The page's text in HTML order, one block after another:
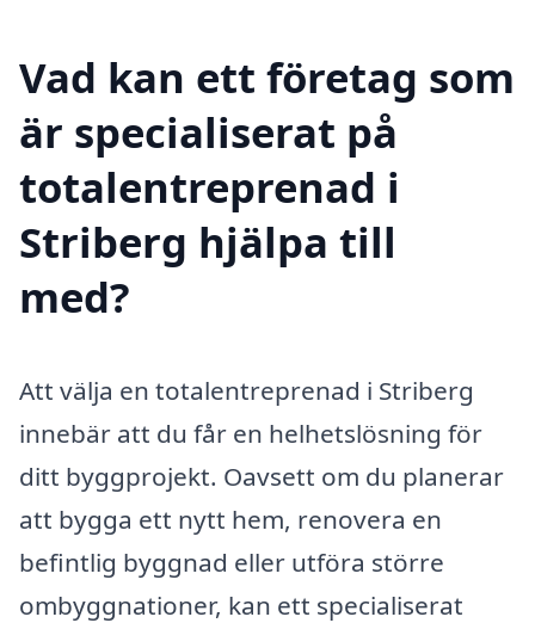
Vad kan ett företag som
är specialiserat på
totalentreprenad i
Striberg hjälpa till
med?
Att välja en totalentreprenad i Striberg
innebär att du får en helhetslösning för
ditt byggprojekt. Oavsett om du planerar
att bygga ett nytt hem, renovera en
befintlig byggnad eller utföra större
ombyggnationer, kan ett specialiserat